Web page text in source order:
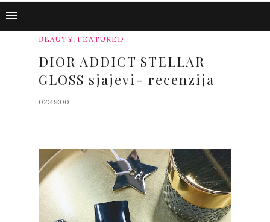
BEAUTY, FEATURED
DIOR ADDICT STELLAR
GLOSS sjajevi- recenzija
02:49:00